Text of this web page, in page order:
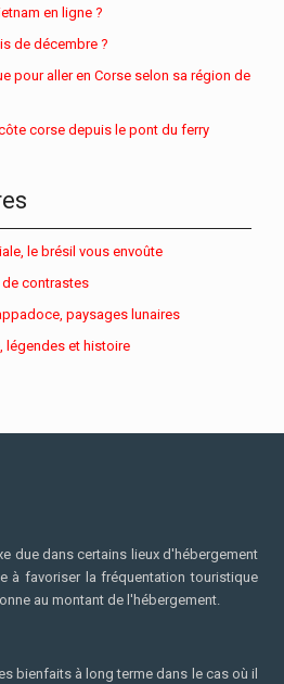
en ligne ?
de décembre ?
pour aller en Corse selon sa région de
corse depuis le pont du ferry
le brésil vous envoûte
de contrastes
paysages lunaires
légendes et histoire
due dans certains lieux d'hébergement
à favoriser la fréquentation touristique
au montant de l'hébergement.
bienfaits à long terme dans le cas où il